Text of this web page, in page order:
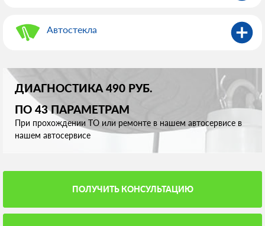
Автостекла
ДИАГНОСТИКА 490 РУБ.
ПО 43 ПАРАМЕТРАМ
При прохождении ТО или ремонте в нашем автосервисе в
нашем автосервисе
ПОЛУЧИТЬ КОНСУЛЬТАЦИЮ